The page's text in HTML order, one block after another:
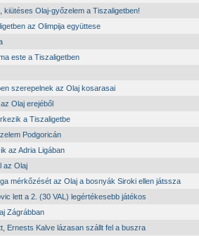
kiütéses Olaj-győzelem a Tiszaligetben!
az Olimpija együttese
este a Tiszaligetben
szerepelnek az Olaj kosarasai
Olaj erejéből
a Tiszaligetbe
Podgoricán
az Adria Ligában
az Olaj
mérkőzését az Olaj a bosnyák Siroki ellen játssza
lett a 2. (30 VAL) legértékesebb játékos
Zágrábban
Ernests Kalve lázasan szállt fel a buszra